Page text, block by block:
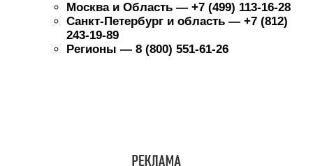
Москва и Область — +7 (499) 113-16-28
Санкт-Петербург и область — +7 (812)
243-19-89
Регионы — 8 (800) 551-61-26